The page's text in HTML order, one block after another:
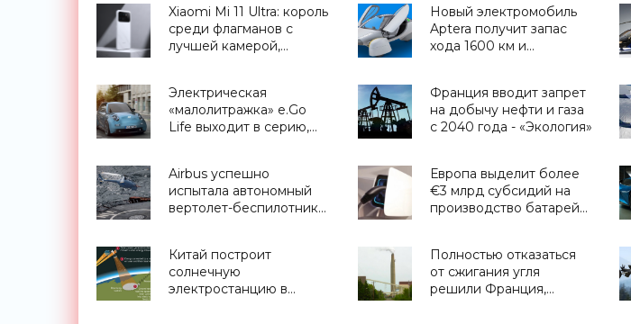
Xiaomi Mi 11 Ultra: король
среди флагманов с
лучшей камерой,
Dolby Vision за $900 -
«Смартфоны»
Новый электромобиль
Aptera получит запас
хода 1600 км и
«Транспорт»
Электрическая
«малолитражка» e.Go
Life выходит в серию,
Франция вводит запрет
на добычу нефти и газа
с 2040 года - «Экология»
Airbus успешно
испытала автономный
вертолет-беспилотник
Европа выделит более
€3 млрд субсидий на
производство батарей
Китай построит
солнечную
электростанцию в
Полностью отказаться
от сжигания угля
решили Франция,